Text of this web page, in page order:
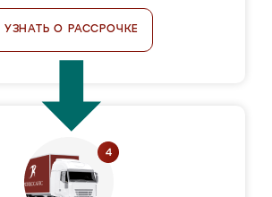
УЗНАТЬ О РАССРОЧКЕ